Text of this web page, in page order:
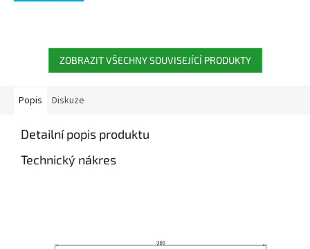
ZOBRAZIT VŠECHNY SOUVISEJÍCÍ PRODUKTY
Popis Diskuze
Detailní popis produktu
Technický nákres